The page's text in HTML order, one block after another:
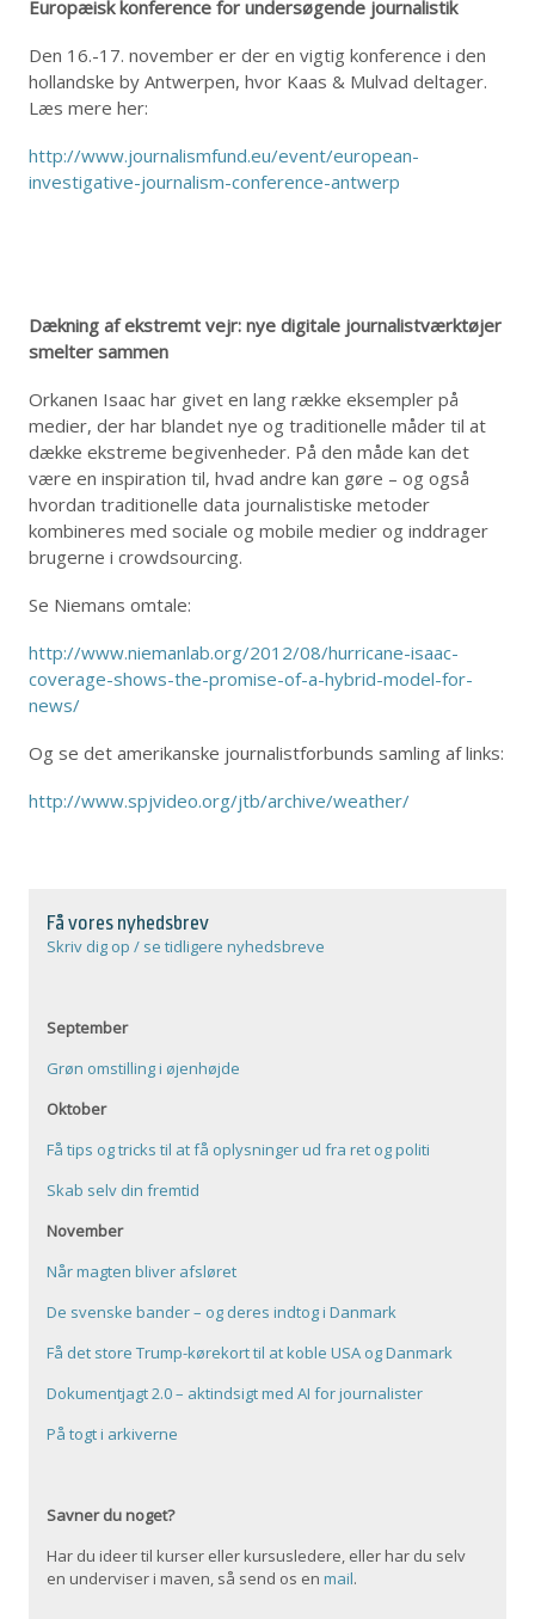
Europæisk konference for undersøgende journalistik
Den 16.-17. november er der en vigtig konference i den
hollandske by Antwerpen, hvor Kaas & Mulvad deltager.
Læs mere her:
http://www.journalismfund.eu/event/european-
investigative-journalism-conference-antwerp
Dækning af ekstremt vejr: nye digitale journalistværktøjer
smelter sammen
Orkanen Isaac har givet en lang række eksempler på
medier, der har blandet nye og traditionelle måder til at
dække ekstreme begivenheder. På den måde kan det
være en inspiration til, hvad andre kan gøre – og også
hvordan traditionelle data journalistiske metoder
kombineres med sociale og mobile medier og inddrager
brugerne i crowdsourcing.
Se Niemans omtale:
http://www.niemanlab.org/2012/08/hurricane-isaac-
coverage-shows-the-promise-of-a-hybrid-model-for-
news/
Og se det amerikanske journalistforbunds samling af links:
http://www.spjvideo.org/jtb/archive/weather/
Få vores nyhedsbrev
Skriv dig op / se tidligere nyhedsbreve
September
Grøn omstilling i øjenhøjde
Oktober
Få tips og tricks til at få oplysninger ud fra ret og politi
Skab selv din fremtid
November
Når magten bliver afsløret
De svenske bander – og deres indtog i Danmark
Få det store Trump-kørekort til at koble USA og Danmark
Dokumentjagt 2.0 – aktindsigt med AI for journalister
På togt i arkiverne
Savner du noget?
Har du ideer til kurser eller kursusledere, eller har du selv
en underviser i maven, så send os enmail.